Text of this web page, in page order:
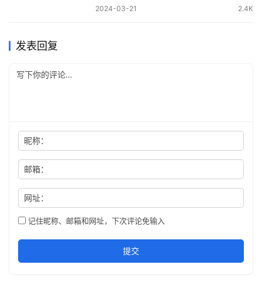
2024-03-21 2.4K
发表回复
昵称：
邮箱：
网址：
记住昵称、邮箱和网址，下次评论免输入
提交